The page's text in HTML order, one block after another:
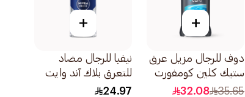
+
دوف للرجال مزيل عرق
ستيك كلين كومفورت
76جرام
35.65
32.08
+
نيفيا للرجال مضاد
للتعرق بلاك آند وايت
50مل
24.97